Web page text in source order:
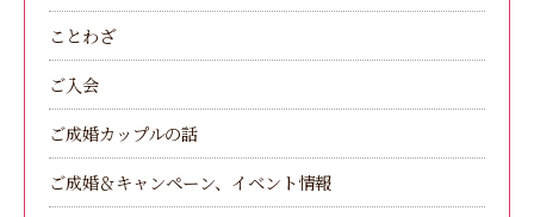
ことわざ
ご入会
ご成婚カップルの話
ご成婚＆キャンペーン、イベント情報